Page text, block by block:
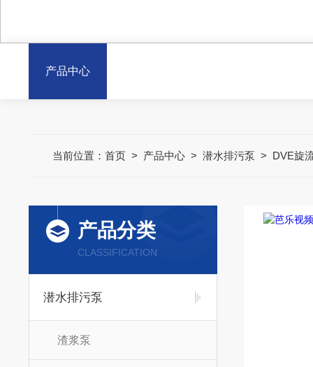
产品中心
当前位置： 首页> 产品中心> 潜水排污泵 > DVE旋
产品分类
CLASSIFICATION
潜水排污泵
渣浆泵